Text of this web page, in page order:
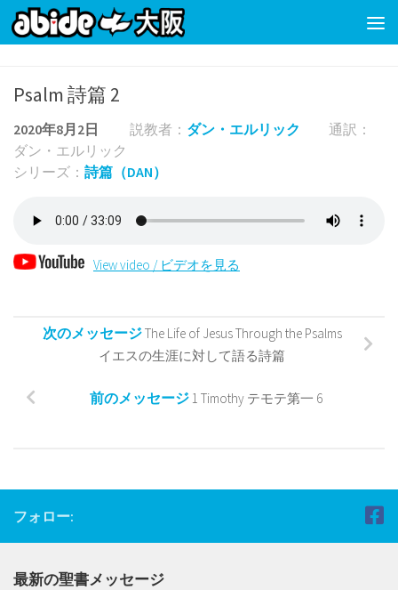
コンテンツの下
Psalm 詩篇 2
2020年8月2日 説教者： ダン・エルリック
通訳：
ダン・エルリック
シリーズ： 詩篇（DAN）
View video / ビデオを見る
次のメッセージThe Life of Jesus Through the Psalms
イエスの生涯に対して語る詩篇
前のメッセージ 1 Timothy テモテ第一 6
フォロー:
最新の聖書メッセージ